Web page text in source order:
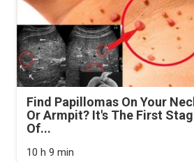
Find Papillomas On Your
Or Armpit? It's The First
Of...
10 h 9 min